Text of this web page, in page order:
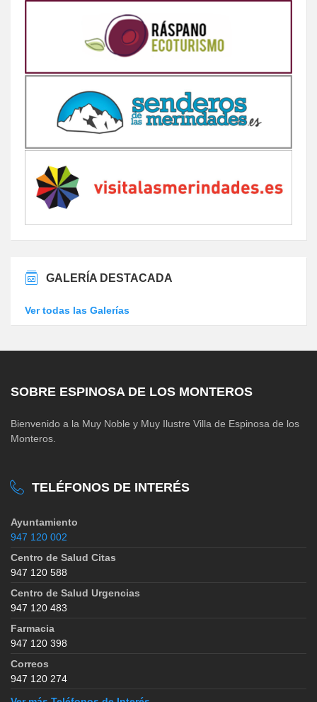
GALERÍA DESTACADA
Ver todas las Galerías
SOBRE ESPINOSA DE LOS MONTEROS
Bienvenido a la Muy Noble y Muy Ilustre Villa de Espinosa de los
Monteros.
TELÉFONOS DE INTERÉS
Ayuntamiento
947 120 002
Centro de Salud Citas
947 120 588
Centro de Salud Urgencias
947 120 483
Farmacia
947 120 398
Correos
947 120 274